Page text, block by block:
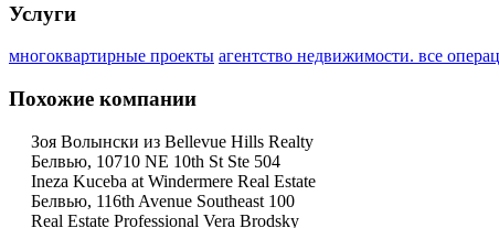
Услуги
многоквартирные проекты агентство недвижимости. все
Похожие компании
Зоя Волынски из Bellevue Hills Realty
Белвью, 10710 NE 10th St Ste 504
Ineza Kuceba at Windermere Real Estate
Белвью, 116th Avenue Southeast 100
Real Estate Professional Vera Brodsky